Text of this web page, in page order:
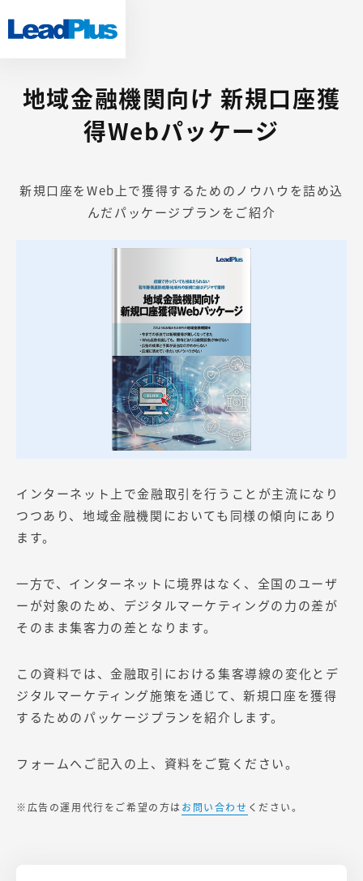
地域金融機関向け 新規口座獲
得Webパッケージ
新規口座をWeb上で獲得するためのノウハウを詰め込
んだパッケージプランをご紹介
インターネット上で金融取引を行うことが主流になり
つつあり、地域金融機関においても同様の傾向にあり
ます。
一方で、インターネットに境界はなく、全国のユーザ
ーが対象のため、デジタルマーケティングの力の差が
そのまま集客力の差となります。
この資料では、金融取引における集客導線の変化とデ
ジタルマーケティング施策を通じて、新規口座を獲得
するためのパッケージプランを紹介します。
フォームへご記入の上、資料をご覧ください。
※広告の運用代行をご希望の方はお問い合わせ ください。